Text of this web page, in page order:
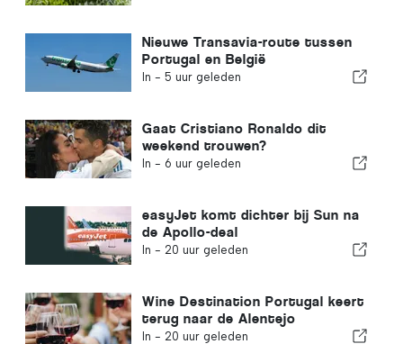
Nieuwe Transavia-route tussen
Portugal en België
In - 5 uur geleden
Gaat Cristiano Ronaldo dit
weekend trouwen?
In - 6 uur geleden
easyJet komt dichter bij Sun na
de Apollo-deal
In - 20 uur geleden
Wine Destination Portugal keert
terug naar de Alentejo
In - 20 uur geleden